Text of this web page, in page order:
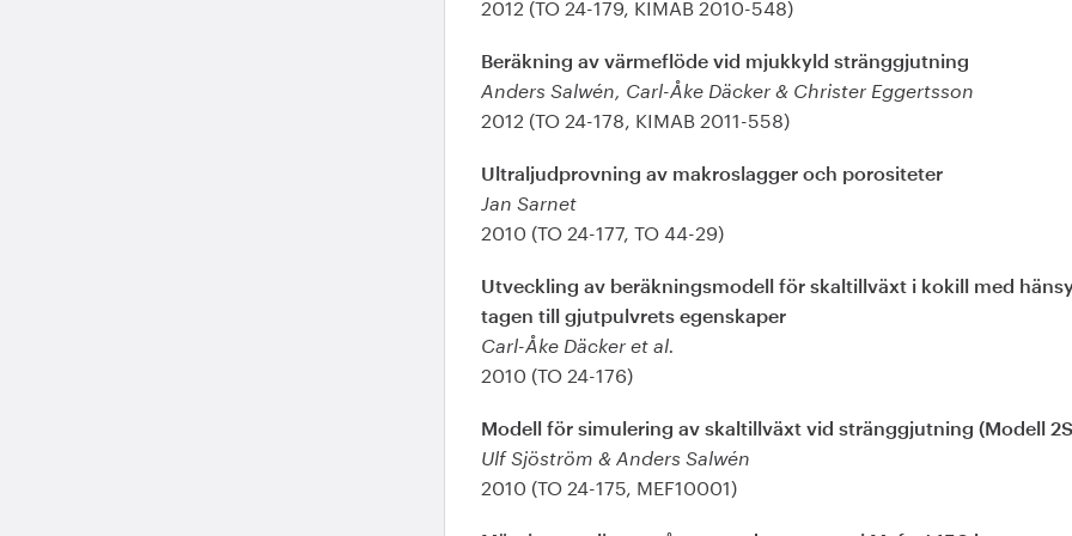
Beräkning av värmeflöde vid mjukkyld stränggjutning
Anders Salwén, Carl-Åke Däcker & Christer Eggertsson
2012 (TO 24-178, KIMAB 2011-558)
Ultraljudprovning av makroslagger och porositeter
Jan Sarnet
2010 (TO 24-177, TO 44-29)
Utveckling av beräkningsmodell för skaltillväxt i kokill med
tagen till gjutpulvrets egenskaper
Carl-Åke Däcker et al.
2010 (TO 24-176)
Modell för simulering av skaltillväxt vid stränggjutning (Modell
Ulf Sjöström & Anders Salwén
2010 (TO 24-175, MEF10001)